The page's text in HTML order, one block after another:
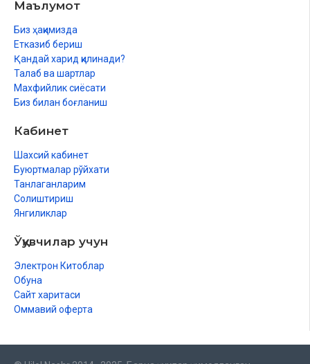
Маълумот
Биз ҳақимизда
Етказиб бериш
Қандай харид қилинади?
Талаб ва шартлар
Махфийлик сиёсати
Биз билан боғланиш
Кабинет
Шахсий кабинет
Буюртмалар рўйхати
Танлаганларим
Солиштириш
Янгиликлар
Ўқувчилар учун
Электрон Китоблар
Обуна
Сайт харитаси
Оммавий оферта